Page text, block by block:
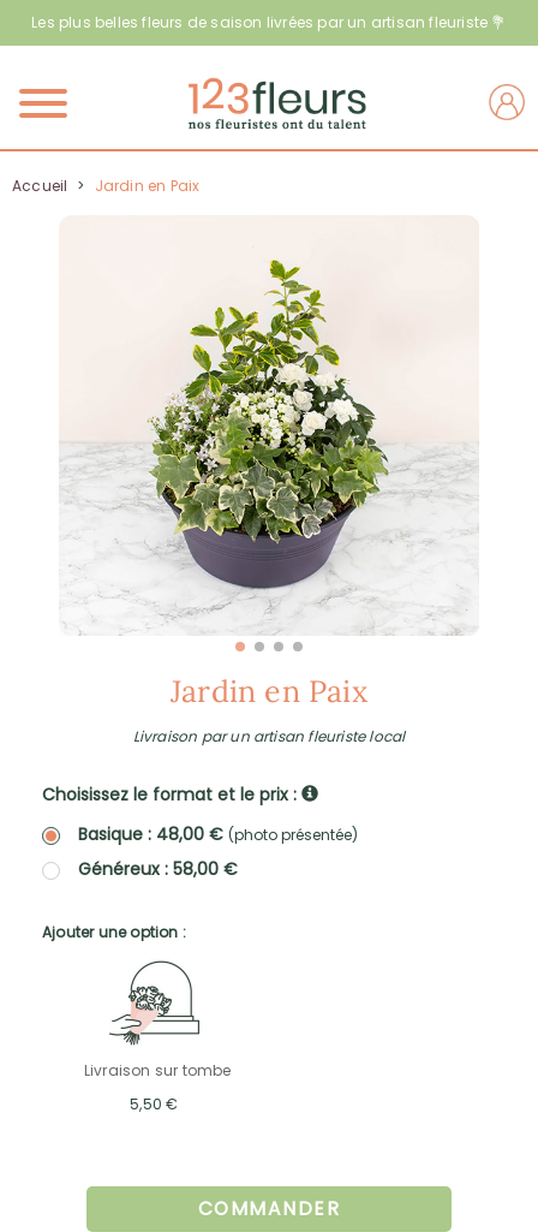
Les plus belles fleurs de saison livrées par un artisan fleuriste 💐
Menu
Accueil > Jardin en Paix
Jardin en Paix
Livraison par un artisan fleuriste local
Choisissez le format et le prix :
Basique : 48,00 € (photo présentée)
Généreux : 58,00 €
Ajouter une option :
Livraison sur tombe
5,50 €
COMMANDER